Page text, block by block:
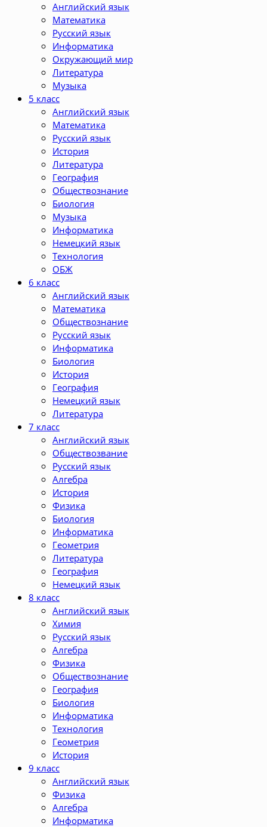
Английский язык
Математика
Русский язык
Информатика
Окружающий мир
Литература
Музыка
5 класс
Английский язык
Математика
Русский язык
История
Литература
География
Обществознание
Биология
Музыка
Информатика
Немецкий язык
Технология
ОБЖ
6 класс
Английский язык
Математика
Обществознание
Русский язык
Информатика
Биология
История
География
Немецкий язык
Литература
7 класс
Английский язык
Обществозвание
Русский язык
Алгебра
История
Физика
Биология
Информатика
Геометрия
Литература
География
Немецкий язык
8 класс
Английский язык
Химия
Русский язык
Алгебра
Физика
Обществознание
География
Биология
Информатика
Технология
Геометрия
История
9 класс
Английский язык
Физика
Алгебра
Информатика